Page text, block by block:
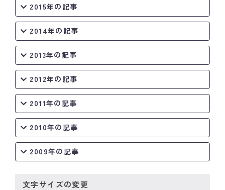
2015年の記事
2014年の記事
2013年の記事
2012年の記事
2011年の記事
2010年の記事
2009年の記事
文字サイズの変更